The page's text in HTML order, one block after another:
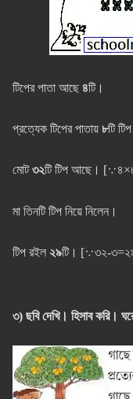
টিপের পাতা আছে ৪টি।
প্রত্যেক টিপের পাতায় ৮টি
মোট৩২টি টিপ আছে। [∵
মা তিনটি টিপ নিয়ে নিলেন।
টিপ রইল ২৯টি। [∵৩২-
৩) ছবি দেখি। হিসাব করি।